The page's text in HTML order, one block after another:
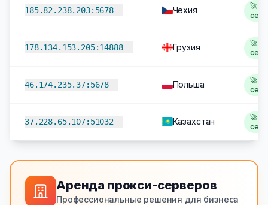
185.82.238.203:5678 Чехия
🚀
сек
178.134.153.205:14888 Грузия
🚀
сек
46.174.235.37:5678 Польша
🚀
сек
37.228.65.107:51032 Казахстан
🚀
сек
Аренда прокси-серверов
Профессиональные решения для бизнеса